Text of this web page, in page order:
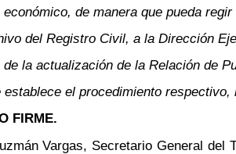
de manera que pueda
del Registro Civil, a la Dirección
la actualización de la Relación de
el procedimiento
FIRME.
Vargas, Secretario General del